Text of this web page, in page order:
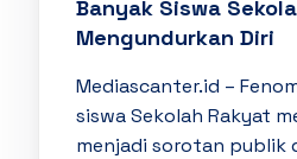
Banyak Siswa
Mengundurkan Diri
Mediascanter.id –
siswa Sekolah Rakyat
menjadi sorotan publik